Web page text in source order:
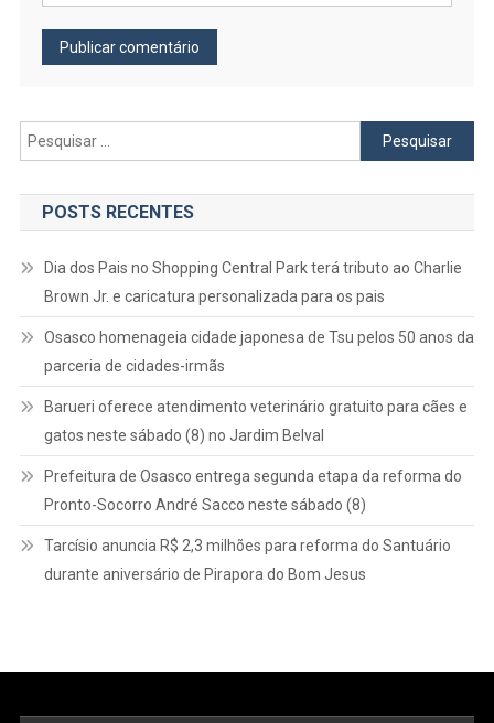
Pesquisar
por:
POSTS RECENTES
Dia dos Pais no Shopping Central Park terá tributo ao Charlie
Brown Jr. e caricatura personalizada para os pais
Osasco homenageia cidade japonesa de Tsu pelos 50 anos da
parceria de cidades-irmãs
Barueri oferece atendimento veterinário gratuito para cães e
gatos neste sábado (8) no Jardim Belval
Prefeitura de Osasco entrega segunda etapa da reforma do
Pronto-Socorro André Sacco neste sábado (8)
Tarcísio anuncia R$ 2,3 milhões para reforma do Santuário
durante aniversário de Pirapora do Bom Jesus